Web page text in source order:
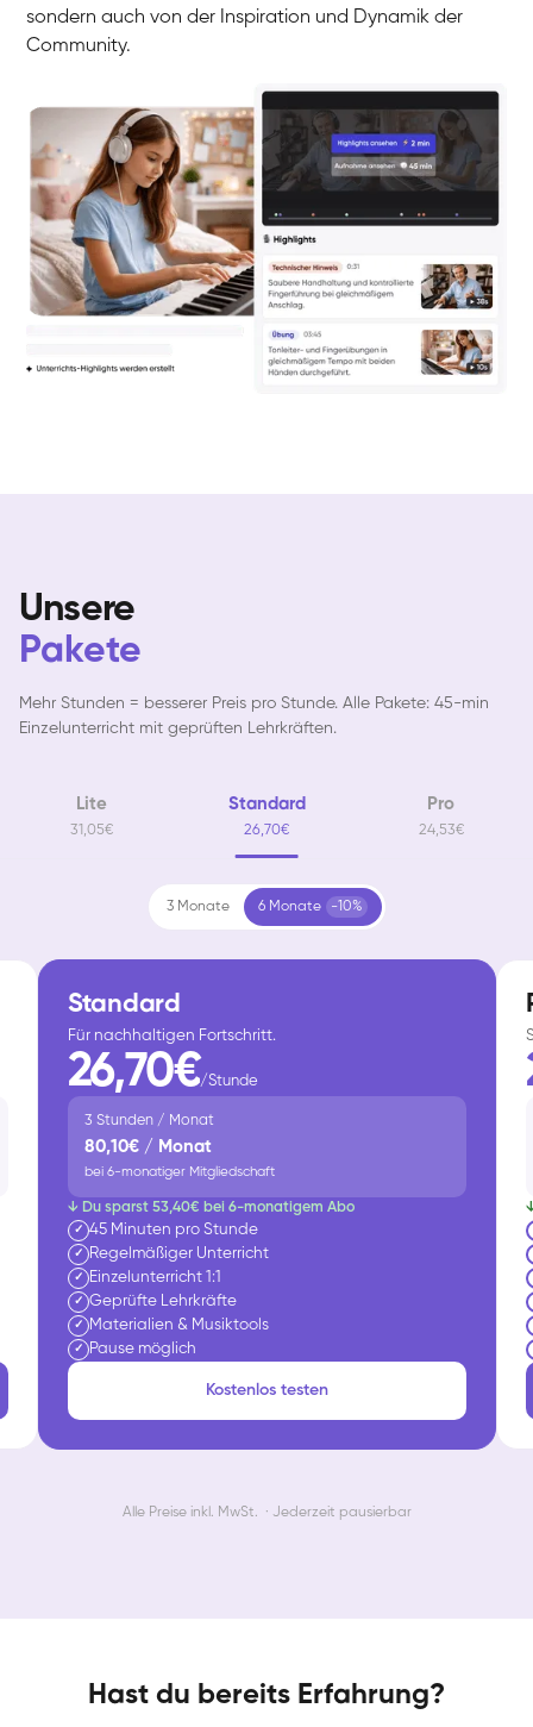
Yuna
Klavier / Piano / Flügel
Camilla
Klavier / Piano / Flügel
Negin
Klavier / Piano / Flügel
Katarzyna
Klavier / Piano / Flügel
sondern auch von der Inspiration und Dynamik der
Community.
Unsere
Pakete
Mehr Stunden = besserer Preis pro Stunde. Alle Pakete: 45-min
Einzelunterricht mit geprüften Lehrkräften.
Lite
31,05€
Standard
26,70€
Pro
24,53€
3 Monate 6 Monate -10%
Standard
Für nachhaltigen Fortschritt.
26,70€/Stunde
3 Stunden / Monat
80,10€ / Monat
bei 6-monatiger Mitgliedschaft
↓ Du sparst 53,40€ bei 6-monatigem Abo
✓ 45 Minuten pro Stunde
✓ Regelmäßiger Unterricht
✓ Einzelunterricht 1:1
✓ Geprüfte Lehrkräfte
✓ Materialien & Musiktools
✓ Pause möglich
Kostenlos testen
Alle Preise inkl. MwSt. · Jederzeit pausierbar
Hast du bereits Erfahrung?